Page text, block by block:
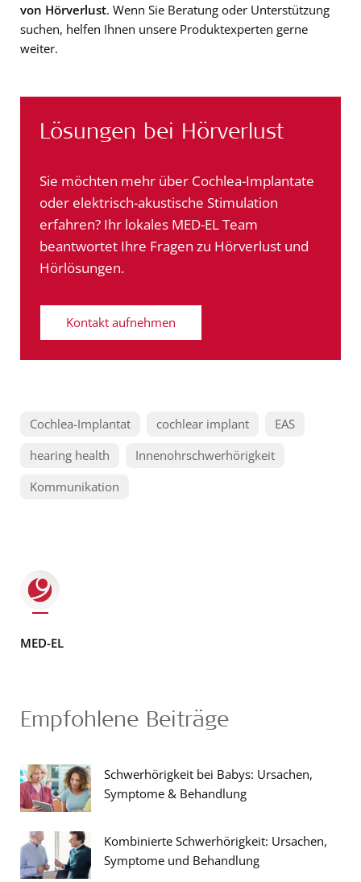
von Hörverlust. Wenn Sie Beratung oder Unterstützung
suchen, helfen Ihnen unsere Produktexperten gerne
weiter.
Lösungen bei Hörverlust
Sie möchten mehr über Cochlea-Implantate
oder elektrisch-akustische Stimulation
erfahren? Ihr lokales MED-EL Team
beantwortet Ihre Fragen zu Hörverlust und
Hörlösungen.
Kontakt aufnehmen
Cochlea-Implantat cochlear implant
EAS
hearing health
Innenohrschwerhörigkeit
Kommunikation
MED-EL
Empfohlene Beiträge
Schwerhörigkeit bei Babys: Ursachen,
Symptome & Behandlung
Kombinierte Schwerhörigkeit: Ursachen,
Symptome und Behandlung